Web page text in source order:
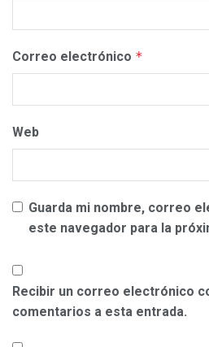
Correo electrónico *
Web
Guarda mi nombre, correo
este navegador para la
Recibir un correo electrónico
comentarios a esta entrada.